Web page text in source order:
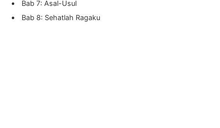
Bab 7: Asal-Usul
Bab 8: Sehatlah Ragaku